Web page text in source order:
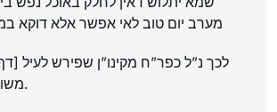
מערב יום טוב לאי אפשר אלא דוקא
לכך נ”ל כפר”ח מקינו”ן שפירש לעיל
משום דדמי לקצירה.